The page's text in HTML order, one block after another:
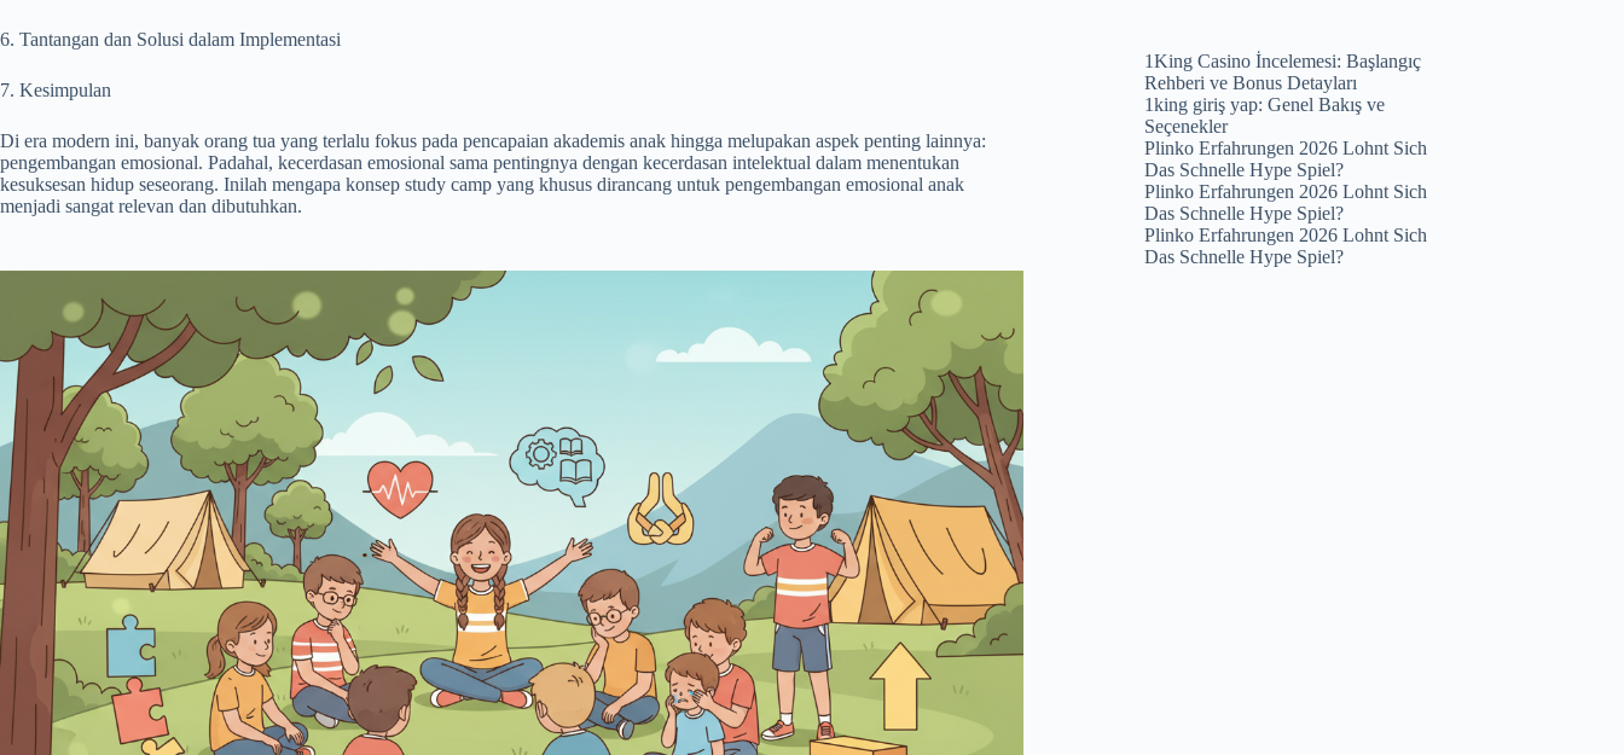
6. Tantangan dan Solusi dalam Implementasi
7. Kesimpulan
Di era modern ini, banyak orang tua yang terlalu fokus pada pencapaian akademis anak hingga melupakan aspek penting lainnya:
pengembangan emosional. Padahal, kecerdasan emosional sama pentingnya dengan kecerdasan intelektual dalam menentukan
kesuksesan hidup seseorang. Inilah mengapa konsep study camp yang khusus dirancang untuk pengembangan emosional anak
menjadi sangat relevan dan dibutuhkan.
1King Casino İncelemesi: Başlangıç
Rehberi ve Bonus Detayları
1king giriş yap: Genel Bakış ve
Seçenekler
Plinko Erfahrungen 2026 Lohnt Sich
Das Schnelle Hype Spiel?
Plinko Erfahrungen 2026 Lohnt Sich
Das Schnelle Hype Spiel?
Plinko Erfahrungen 2026 Lohnt Sich
Das Schnelle Hype Spiel?